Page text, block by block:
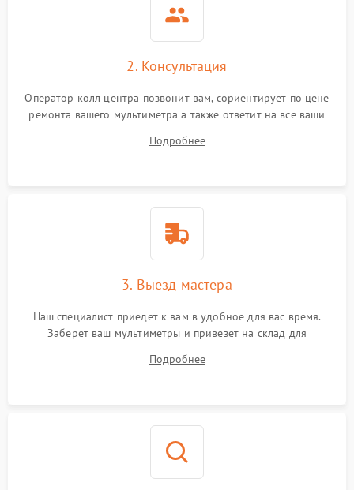
1000 ₽
от перегрузок
1000 ₽ Подробнее →
2. Консультация
Оператор колл центра позвонит вам, сориентирует по цене
ремонта вашего мультиметра а также ответит на все ваши
Подробнее
3. Выезд мастера
Наш специалист приедет к вам в удобное для вас время.
Заберет ваш мультиметры и привезет на склад для
Подробнее